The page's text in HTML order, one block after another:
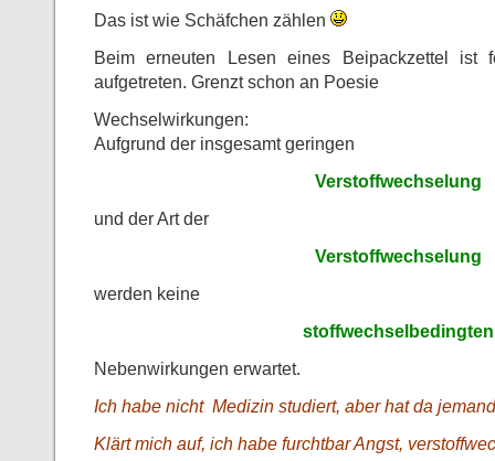
Das ist wie Schäfchen zählen
Beim erneuten Lesen eines Beipackzettel ist
aufgetreten. Grenzt schon an Poesie
Wechselwirkungen:
Aufgrund der insgesamt geringen
Verstoffwechselung
und der Art der
Verstoffwechselung
werden keine
stoffwechselbedingten
Nebenwirkungen erwartet.
Ich habe nicht Medizin studiert, aber hat da
Klärt mich auf, ich habe furchtbar Angst,